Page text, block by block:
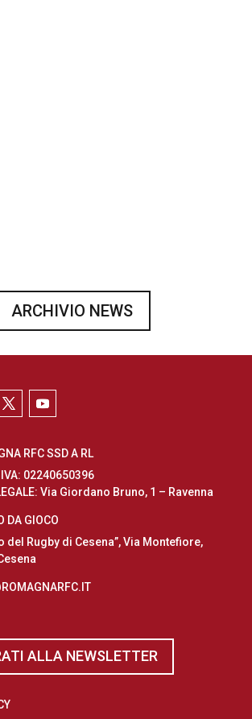
ARCHIVIO NEWS
RFC SSD A RL
02240650396
Via Giordano Bruno, 1 – Ravenna
DA GIOCO
del Rugby di Cesena”, Via Montefiore,
ALLA NEWSLETTER